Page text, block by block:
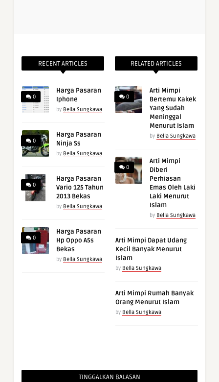
RECENT ARTICLES
0
Harga Pasaran
Iphone
by Bella Sungkawa
0
Harga Pasaran
Ninja Ss
by Bella Sungkawa
0
Harga Pasaran
Vario 125 Tahun
2013 Bekas
by Bella Sungkawa
0
Harga Pasaran
Hp Oppo A5s
Bekas
by Bella Sungkawa
RELATED ARTICLES
0
Arti Mimpi
Bertemu Kakek
Yang Sudah
Meninggal
Menurut Islam
by Bella Sungkawa
0
Arti Mimpi
Diberi
Perhiasan
Emas Oleh Laki
Laki Menurut
Islam
by Bella Sungkawa
Arti Mimpi Dapat Udang
Kecil Banyak Menurut
Islam
by Bella Sungkawa
Arti Mimpi Rumah Banyak
Orang Menurut Islam
by Bella Sungkawa
TINGGALKAN BALASAN